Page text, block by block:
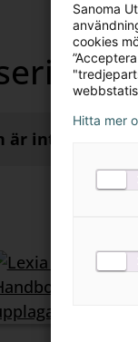
är inte
Sanoma
cookies
Hitta mer